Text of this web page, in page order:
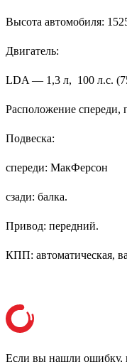
Высота автомобиля:
Двигатель:
LDA — 1,3 л, 100 л.с.
Расположение спереди,
Подвеска:
спереди: МакФерсон
сзади: балка.
Привод: передний.
КПП: автоматическая,
Если вы нашли ошибку,